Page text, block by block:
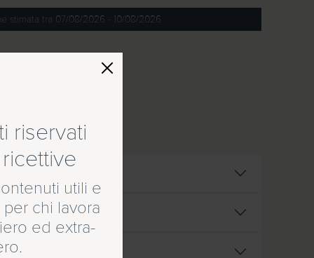
riservati
utili e
chi lavora
ed extra-
stimata tra 07/08/2026 - 10/08/2026
Dallas/Otranto quantità